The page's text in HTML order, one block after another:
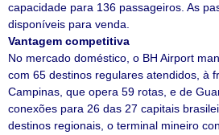
capacidade para 136 passageiros. As
disponíveis para venda.
Vantagem competitiva
No mercado doméstico, o BH Airport
com 65 destinos regulares atendidos, à
Campinas, que opera 59 rotas, e de
conexões para 26 das 27 capitais
destinos regionais, o terminal mineiro